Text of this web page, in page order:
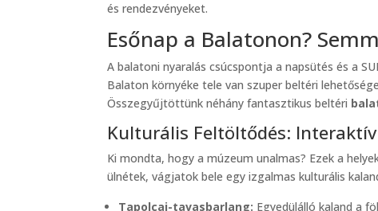
és rendezvényeket.
Esőnap a Balatonon?
A balatoni nyaralás csúcspontja a napsütés és a
Balaton környéke tele van szuper beltéri
Összegyűjtöttünk néhány fantasztikus beltéri
Kulturális Feltöltődés:
Ki mondta, hogy a múzeum unalmas? Ezek a
ülnétek, vágjatok bele egy izgalmas kulturális
Tapolcai-tavasbarlang: Egyedülálló kaland a